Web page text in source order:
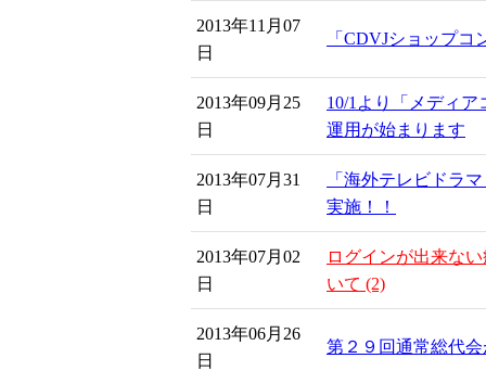
2013年11月07
日
「CDVJショップコ
2013年09月25
日
10/1より「メディ
運用が始まります
2013年07月31
日
「海外テレビドラ
実施！！
2013年07月02
日
ログインが出来な
いて (2)
2013年06月26
日
第２９回通常総代